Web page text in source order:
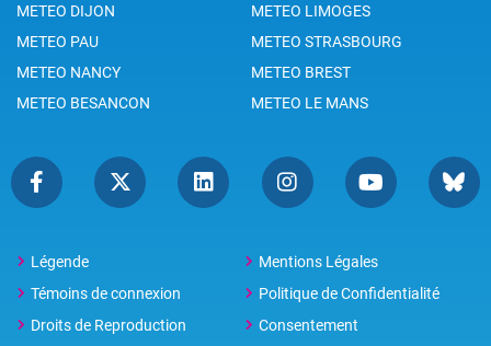
METEO DIJON
METEO LIMOGES
METEO PAU
METEO STRASBOURG
METEO NANCY
METEO BREST
METEO BESANCON
METEO LE MANS
Légende
Mentions Légales
Témoins de connexion
Politique de Confidentialité
Droits de Reproduction
Consentement